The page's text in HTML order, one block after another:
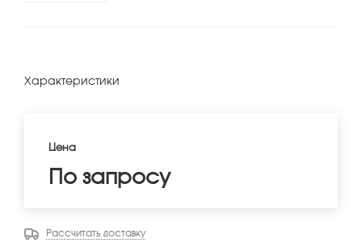
Характеристики
Цена
По запросу
Рассчитать доставку